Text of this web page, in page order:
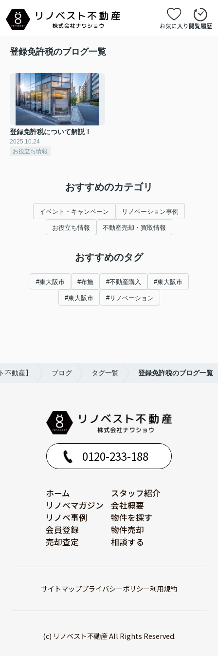
お気に入り閲覧履歴
登録免許税のブログ一覧
登録免許税について解説！
2025.10.24
お役立ち情報
おすすめのカテゴリ
イベント・キャンペーン リノベーション事例
お役立ち情報 不動産売却・買取情報
おすすめのタグ
#東大阪市 #布施 #不動産購入 #東大阪市
#東大阪市 #リノベーション
動産】 ブログ タグ一覧 登録免許税のブログ一覧
0120-233-188
ホーム
スタッフ紹介
リノベマガジン
会社概要
リノベ事例
物件を探す
会員登録
物件売却
売却査定
相談する
サイトマッププライバシーポリシー利用規約
(c) リノベスト不動産 All Rights Reserved.